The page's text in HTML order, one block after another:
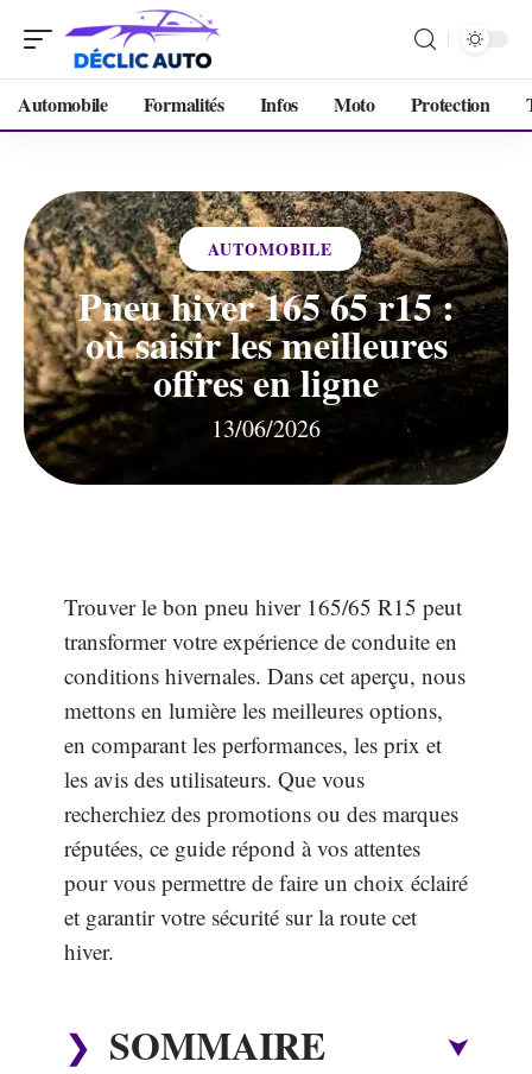
Automobile Formalités Infos Moto Protection
AUTOMOBILE
Pneu hiver 165 65 r15 :
où saisir les meilleures
offres en ligne
13/06/2026
Trouver le bon pneu hiver 165/65 R15 peut
transformer votre expérience de conduite en
conditions hivernales. Dans cet aperçu, nous
mettons en lumière les meilleures options,
en comparant les performances, les prix et
les avis des utilisateurs. Que vous
recherchiez des promotions ou des marques
réputées, ce guide répond à vos attentes
pour vous permettre de faire un choix éclairé
et garantir votre sécurité sur la route cet
hiver.
SOMMAIRE